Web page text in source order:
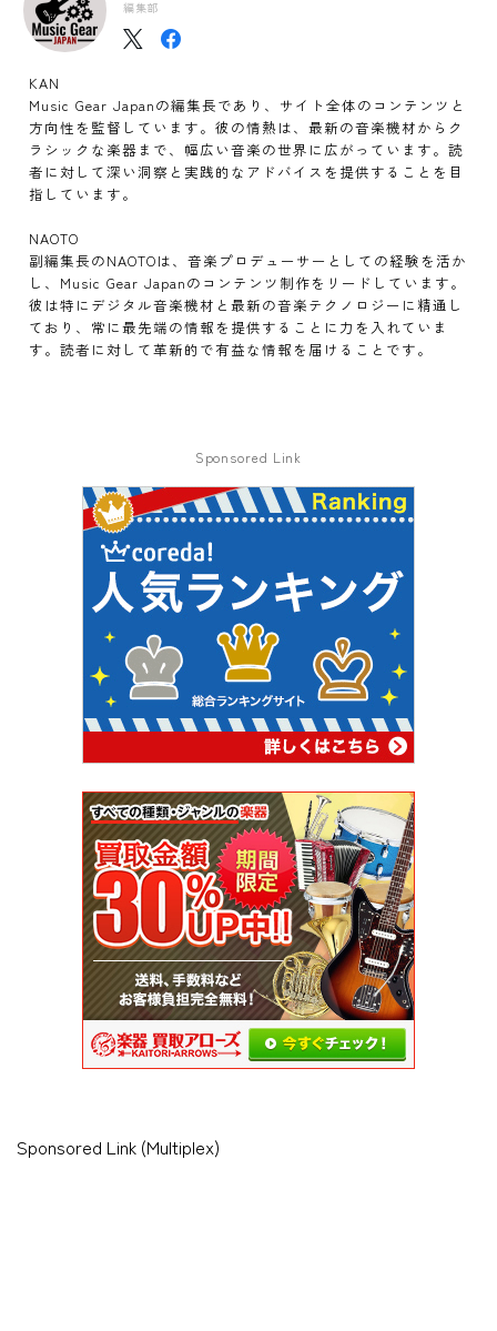
編集部
KAN
Music Gear Japanの編集長であり、サイト全体のコンテンツと
方向性を監督しています。彼の情熱は、最新の音楽機材からク
ラシックな楽器まで、幅広い音楽の世界に広がっています。読
者に対して深い洞察と実践的なアドバイスを提供することを目
指しています。
NAOTO
副編集長のNAOTOは、音楽プロデューサーとしての経験を活か
し、Music Gear Japanのコンテンツ制作をリードしています。
彼は特にデジタル音楽機材と最新の音楽テクノロジーに精通し
ており、常に最先端の情報を提供することに力を入れていま
す。読者に対して革新的で有益な情報を届けることです。
Sponsored Link
Sponsored Link (Multiplex)